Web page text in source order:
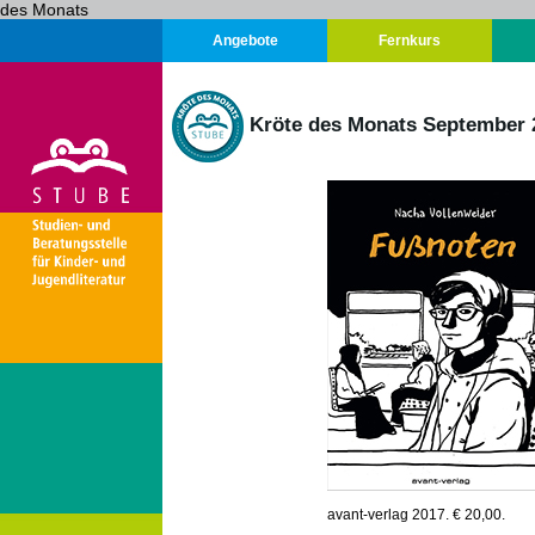
des Monats
Angebote Fernkurs
Kröte des Monats September
avant-verlag 2017. € 20,00.